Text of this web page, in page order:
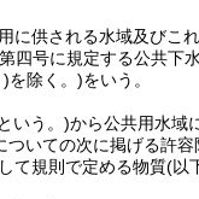
に供される水域及びこ
四号に規定する公共下
)を除く。)をいう。
いう。)から公共用水域
ついての次に掲げる許容
て規則で定める物質(以